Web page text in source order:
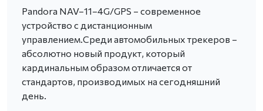
Pandora NAV–11–4G/GPS – современное
устройство с дистанционным
управлением.Среди автомобильных трекеров –
абсолютно новый продукт, который
кардинальным образом отличается от
стандартов, производимых на сегодняшний
день.